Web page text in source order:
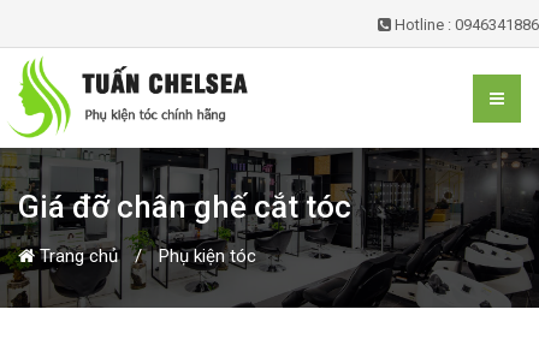
Hotline : 0946341886
Giá đỡ chân ghế cắt tóc
Trang chủ Phụ kiện tóc